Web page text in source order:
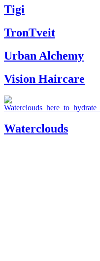
Tigi
TronTveit
Urban Alchemy
Vision Haircare
Waterclouds